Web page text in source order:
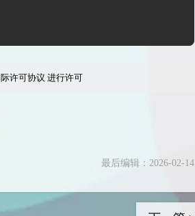
许可协议 进行许可
最后编辑：2026-02-14